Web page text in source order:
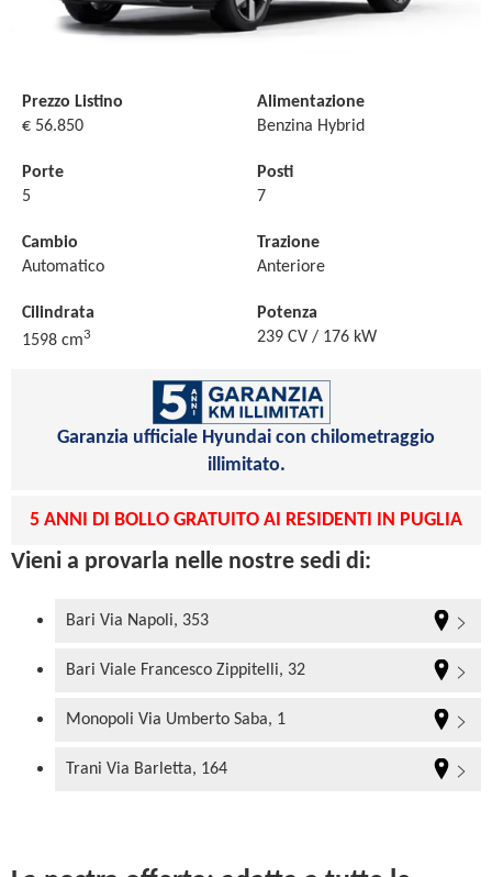
Prezzo Listino
€ 56.850
Alimentazione
Benzina Hybrid
Porte
5
Posti
7
Cambio
Automatico
Trazione
Anteriore
Cilindrata
1598 cm3
Potenza
239 CV / 176 kW
Garanzia ufficiale Hyundai con chilometraggio
illimitato.
5 ANNI DI BOLLO GRATUITO AI RESIDENTI IN PUGLIA
Vieni a provarla nelle nostre sedi di:
Bari Via Napoli, 353
Bari Viale Francesco Zippitelli, 32
Monopoli Via Umberto Saba, 1
Trani Via Barletta, 164